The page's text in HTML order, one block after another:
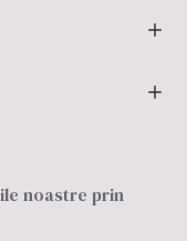
noastre prin